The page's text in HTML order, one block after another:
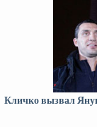
Кличко вызвал